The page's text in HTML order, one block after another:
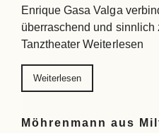
Enrique Gasa Valga
überraschend und sinnlich
Tanztheater Weiterlesen
Weiterlesen
Möhrenmann aus